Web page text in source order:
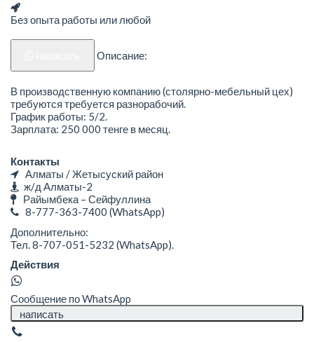
Без опыта работы или любой
Описание:
В производственную компанию (столярно-мебельный цех)
требуются требуется разнорабочий.
График работы: 5/2.
Зарплата: 250 000 тенге в месяц.
Контакты
Алматы / Жетысуский район
ж/д Алматы-2
Райымбека – Сейфуллина
8-777-363-7400 (WhatsApp)
Дополнительно:
Тел. 8-707-051-5232 (WhatsApp).
Действия
Сообщение по WhatsApp
написать